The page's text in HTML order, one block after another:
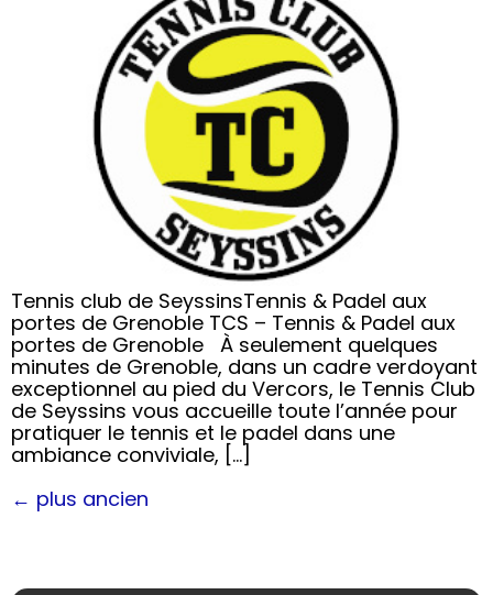
Tennis club de SeyssinsTennis & Padel aux
portes de Grenoble TCS – Tennis & Padel aux
portes de Grenoble À seulement quelques
minutes de Grenoble, dans un cadre verdoyant
exceptionnel au pied du Vercors, le Tennis Club
de Seyssins vous accueille toute l’année pour
pratiquer le tennis et le padel dans une
ambiance conviviale, […]
← plus ancien